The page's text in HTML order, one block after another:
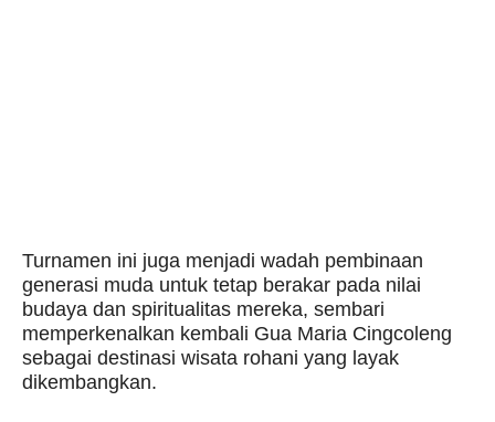
Turnamen ini juga menjadi wadah pembinaan
generasi muda untuk tetap berakar pada nilai
budaya dan spiritualitas mereka, sembari
memperkenalkan kembali Gua Maria Cingcoleng
sebagai destinasi wisata rohani yang layak
dikembangkan.